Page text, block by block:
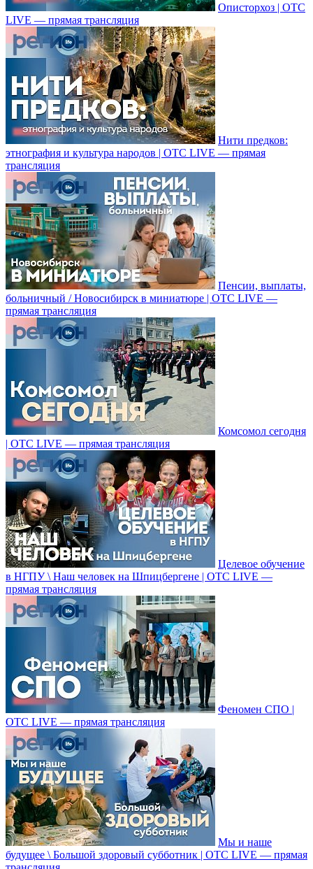
Описторхоз | ОТС
LIVE — прямая трансляция
Нити предков:
этнография и культура народов | ОТС LIVE — прямая
трансляция
Пенсии, выплаты,
больничный / Новосибирск в миниатюре | ОТС LIVE —
прямая трансляция
Комсомол сегодня
| ОТС LIVE — прямая трансляция
Целевое обучение
в НГПУ \ Наш человек на Шпицбергене | ОТС LIVE —
прямая трансляция
Феномен СПО |
ОТС LIVE — прямая трансляция
Мы и наше
будущее \ Большой здоровый субботник | ОТС LIVE — прямая